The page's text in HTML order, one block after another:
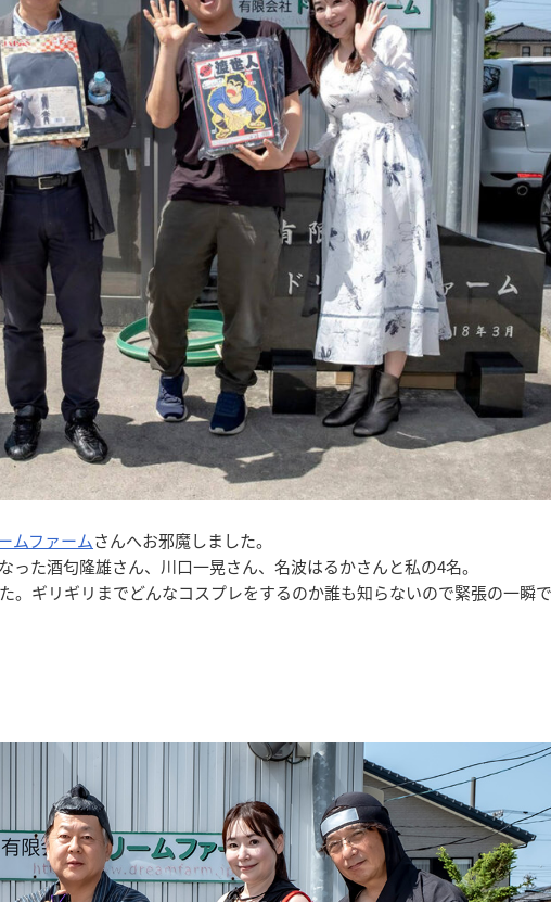
ムファームさんへお邪魔しました。
た酒匂隆雄さん、川口一晃さん、名波はるかさんと私の4名。
。ギリギリまでどんなコスプレをするのか誰も知らないので緊張の一瞬で